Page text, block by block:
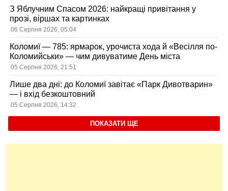
З Яблучним Спасом 2026: найкращі привітання у
прозі, віршах та картинках
06 Серпня 2026, 05:04
Коломиї — 785: ярмарок, урочиста хода й «Весілля по-
Коломийськи» — чим дивуватиме День міста
05 Серпня 2026, 21:51
Лише два дні: до Коломиї завітає «Парк Дивотварин»
— і вхід безкоштовний
05 Серпня 2026, 14:32
ПОКАЗАТИ ЩЕ